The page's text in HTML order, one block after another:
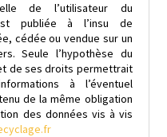
de l’utilisateur du
publiée à l’insu de
cédée ou vendue sur un
Seule l’hypothèse du
de ses droits permettrait
à l’éventuel
de la même obligation
des données vis à vis